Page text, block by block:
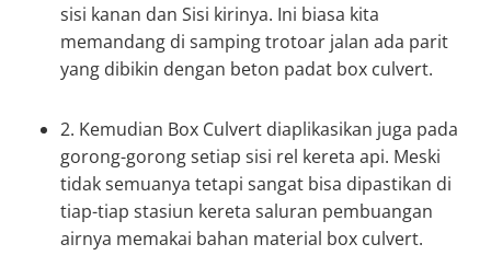
sisi kanan dan Sisi kirinya. Ini biasa kita
memandang di samping trotoar jalan ada parit
yang dibikin dengan beton padat box culvert.
2. Kemudian Box Culvert diaplikasikan juga pada
gorong-gorong setiap sisi rel kereta api. Meski
tidak semuanya tetapi sangat bisa dipastikan di
tiap-tiap stasiun kereta saluran pembuangan
airnya memakai bahan material box culvert.